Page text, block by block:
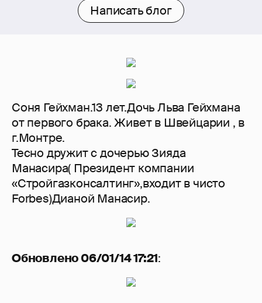
Написать блог
Соня Гейхман.13 лет.Дочь Льва Гейхмана
от первого брака. Живет в Швейцарии , в
г.Монтре.
Тесно дружит с дочерью Зияда
Манасира( Президент компании
«Стройгазконсалтинг»,входит в чисто
Forbes)Дианой Манасир.
Обновлено 06/01/14 17:21: